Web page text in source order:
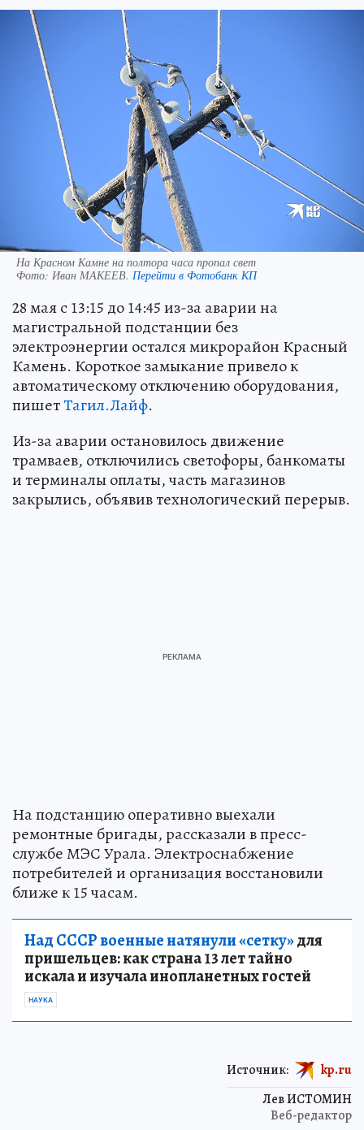
На Красном Камне на полтора часа пропал свет
Фото: Иван МАКЕЕВ. Перейти в Фотобанк КП
28 мая с 13:15 до 14:45 из-за аварии на
магистральной подстанции без
электроэнергии остался микрорайон Красный
Камень. Короткое замыкание привело к
автоматическому отключению оборудования,
пишетТагил.Лайф.
Из-за аварии остановилось движение
трамваев, отключились светофоры, банкоматы
и терминалы оплаты, часть магазинов
закрылись, объявив технологический перерыв.
На подстанцию оперативно выехали
ремонтные бригады, рассказали в пресс-
службе МЭС Урала. Электроснабжение
потребителей и организация восстановили
ближе к 15 часам.
Над СССР военные натянули «сетку»для
пришельцев: как страна 13 лет тайно
искала и изучала инопланетных гостей
НАУКА
Лев ИСТОМИН
Веб-редактор
Источник: kp.ru